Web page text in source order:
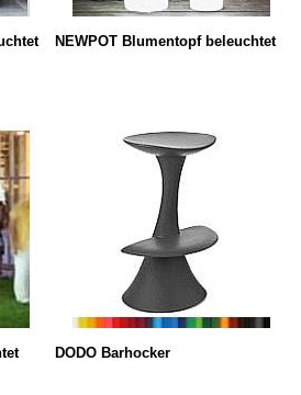
NEWPOT Blumentopf beleuchtet
DODO Barhocker